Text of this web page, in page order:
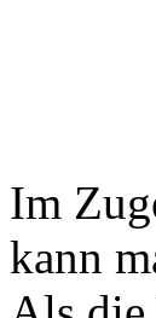
Im
kann